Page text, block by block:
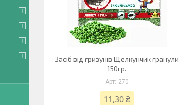
Засіб від гризунів Щелкунчик гранули
150гр.
270
11,30 ₴